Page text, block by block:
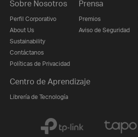
Sobre Nosotros
Perfil Corporativo
About Us
Sustainability
Contáctanos
Políticas de Privacidad
Prensa
Premios
Aviso de Seguridad
Centro de Aprendizaje
Librería de Tecnología